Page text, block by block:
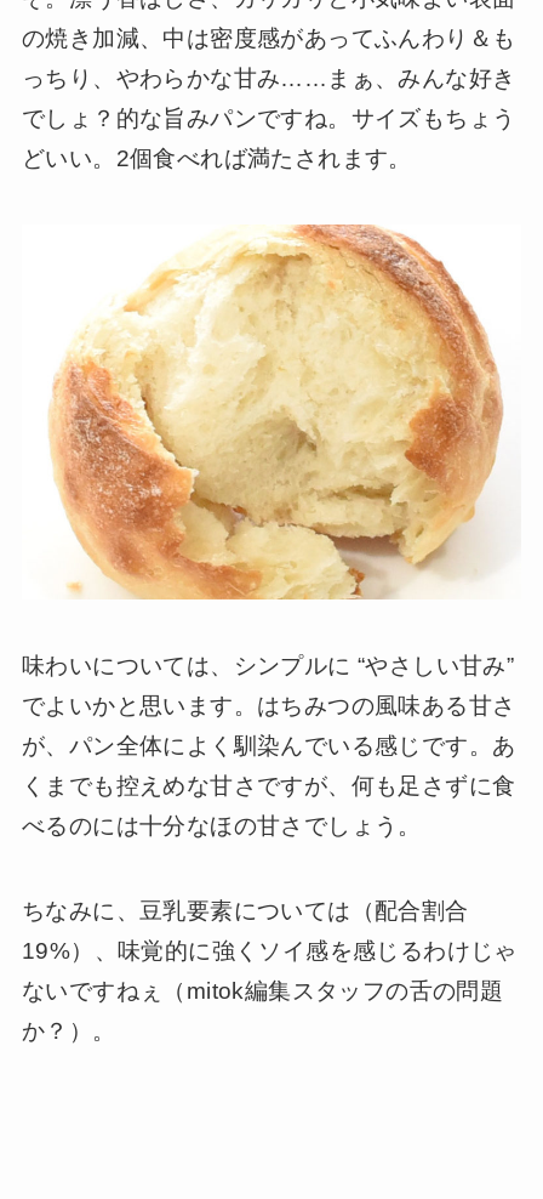
の焼き加減、中は密度感があってふんわり＆も
っちり、やわらかな甘み……まぁ、みんな好き
でしょ？的な旨みパンですね。サイズもちょう
どいい。2個食べれば満たされます。
味わいについては、シンプルに “やさしい甘み”
でよいかと思います。はちみつの風味ある甘さ
が、パン全体によく馴染んでいる感じです。あ
くまでも控えめな甘さですが、何も足さずに食
べるのには十分なほの甘さでしょう。
ちなみに、豆乳要素については（配合割合
19%）、味覚的に強くソイ感を感じるわけじゃ
ないですねぇ（mitok編集スタッフの舌の問題
か？）。